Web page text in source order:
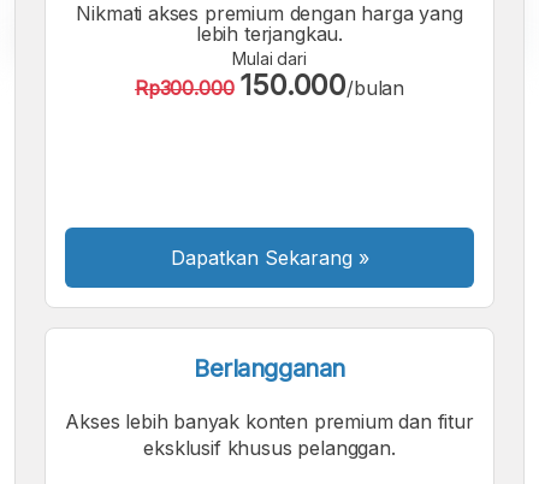
A A A
Nikmati akses premium dengan harga yang
lebih terjangkau.
Mulai dari
Rp300.000 150.000/bulan
Dapatkan Sekarang »
Berlangganan
Akses lebih banyak konten premium dan fitur
eksklusif khusus pelanggan.